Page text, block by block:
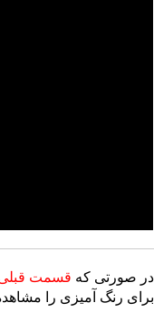
در صورتی که قسمت
برای رنگ آمیزی را